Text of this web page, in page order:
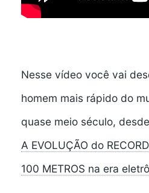
Nesse vídeo você vai
homem mais rápido do
quase meio século,
A EVOLUÇÃO do
100 METROS na era